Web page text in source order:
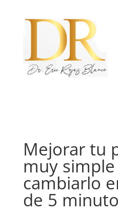
Mejorar tu
muy
cambiarlo
de 5